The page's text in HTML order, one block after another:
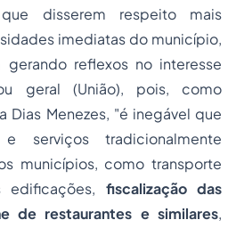
disserem respeito mais
imediatas do município,
reflexos no interesse
geral (União), pois, como
Dias Menezes, "é inegável que
serviços tradicionalmente
municípios, como transporte
edificações, fiscalização das
de restaurantes e similares,